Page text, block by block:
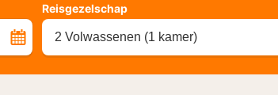
Reisgezelschap
2 Volwassenen (1 kamer)